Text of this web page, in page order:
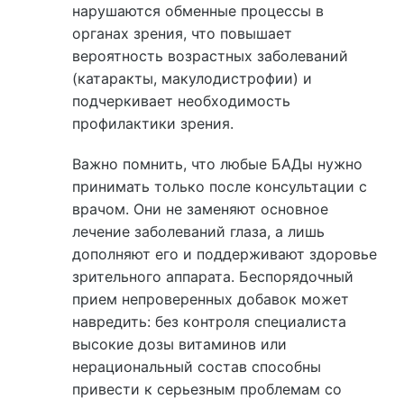
нарушаются обменные процессы в
органах зрения, что повышает
вероятность возрастных заболеваний
(катаракты, макулодистрофии) и
подчеркивает необходимость
профилактики зрения.
Важно помнить, что любые БАДы нужно
принимать только после консультации с
врачом. Они не заменяют основное
лечение заболеваний глаза, а лишь
дополняют его и поддерживают здоровье
зрительного аппарата. Беспорядочный
прием непроверенных добавок может
навредить: без контроля специалиста
высокие дозы витаминов или
нерациональный состав способны
привести к серьезным проблемам со